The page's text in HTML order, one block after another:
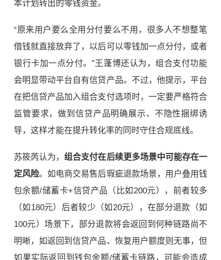
本计划转出的零钱资金。
“原来用户要么全用分付要么不用，很多人不想整笔
借钱就直接放弃了，以后可以零钱加一点分付，或者
银行卡加一点分付。”王蓬博还认为，组合支付功能
会明显带动平台自有信贷产品。不过，他提示，平台
在把信贷产品加入组合支付选项时，一定要严格符合
监管要求，做到信贷产品明确展示、不隐性捆绑诱
导，这样才能在提升转化率的同时守住合规底线。
苏筱芮认为，组合支付在后续更多场景中可能存在一
定风险。如电商交易售后瑕疵退款场景，用户叠用钱
包余额/储蓄卡+信贷产品（比如200元），前者较多
（如180元）后者较少（如20元），在部分退款（如
100元）场景下，部分退款将会返回到何种链路尚不
明晰，如返回到信贷产品、恢复用户额度则无事，但
如果实际返回到钱包余额/储蓄卡链路，可能会造成